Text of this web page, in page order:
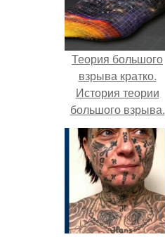
Теория большого
взрыва кратко.
История теории
большого взрыва.